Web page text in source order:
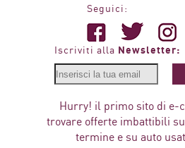
Seguici:
Iscriviti alla Newsletter:
Hurry! il primo sito di e-
trovare offerte imbattibili
termine e su auto